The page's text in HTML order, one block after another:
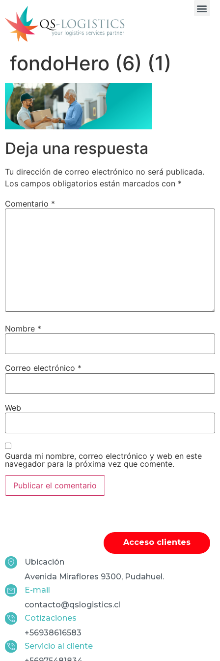
fondoHero (6) (1)
Deja una respuesta
Tu dirección de correo electrónico no será publicada.
Los campos obligatorios están marcados con *
Comentario *
Nombre *
Correo electrónico *
Web
Guarda mi nombre, correo electrónico y web en este
navegador para la próxima vez que comente.
Acceso clientes
Avenida Miraflores 9300, Pudahuel.
Ubicación
contacto@qslogistics.cl
E-mail
+56938616583
Cotizaciones
Servicio al cliente